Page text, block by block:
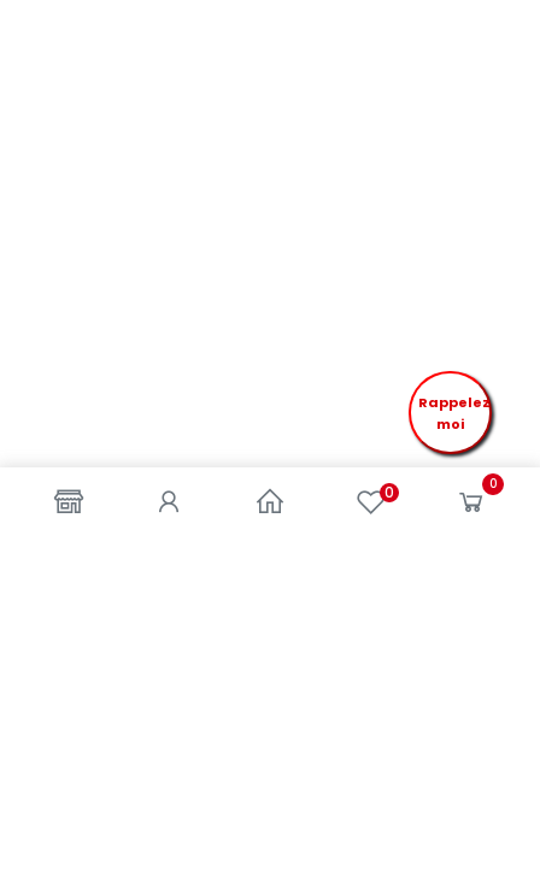
0 0
Rappelez
moi